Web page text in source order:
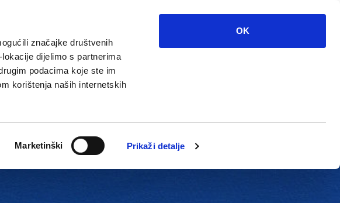
značajke društvenih
dijelimo s partnerima
podacima koje ste im
korištenja naših internetskih
Marketinški Prikaži detalje
OK